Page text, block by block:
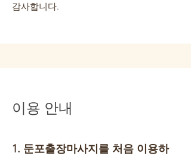
감사합니다.
이용 안내
1. 둔포출장마사지를 처음 이용하